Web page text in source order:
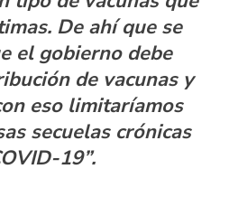
De ahí que se
el gobierno debe
de vacunas y
eso limitaríamos
secuelas crónicas
19”.